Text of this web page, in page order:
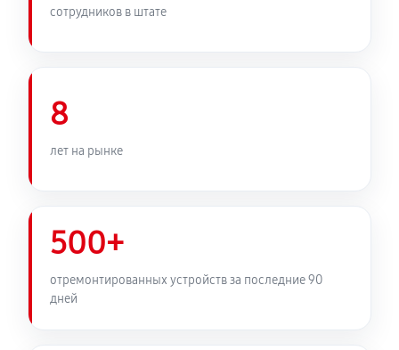
сотрудников в штате
8
лет на рынке
500+
отремонтированных устройств за последние 90
дней